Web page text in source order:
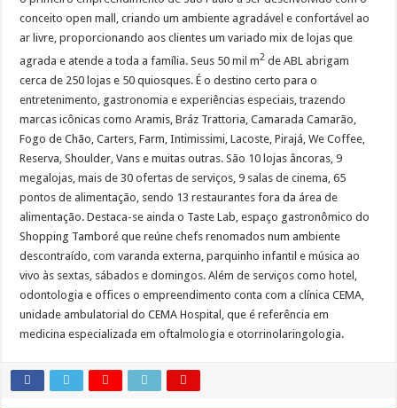
conceito open mall, criando um ambiente agradável e confortável ao
ar livre, proporcionando aos clientes um variado mix de lojas que
agrada e atende a toda a família. Seus 50 mil m2 de ABL abrigam
cerca de 250 lojas e 50 quiosques. É o destino certo para o
entretenimento, gastronomia e experiências especiais, trazendo
marcas icônicas como Aramis, Bráz Trattoria, Camarada Camarão,
Fogo de Chão, Carters, Farm, Intimissimi, Lacoste, Pirajá, We Coffee,
Reserva, Shoulder, Vans e muitas outras. São 10 lojas âncoras, 9
megalojas, mais de 30 ofertas de serviços, 9 salas de cinema, 65
pontos de alimentação, sendo 13 restaurantes fora da área de
alimentação. Destaca-se ainda o Taste Lab, espaço gastronômico do
Shopping Tamboré que reúne chefs renomados num ambiente
descontraído, com varanda externa, parquinho infantil e música ao
vivo às sextas, sábados e domingos. Além de serviços como hotel,
odontologia e offices o empreendimento conta com a clínica CEMA,
unidade ambulatorial do CEMA Hospital, que é referência em
medicina especializada em oftalmologia e otorrinolaringologia.